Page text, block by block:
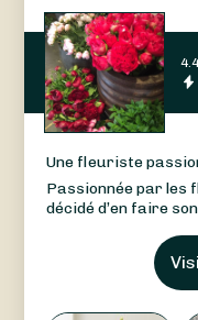
Une fleuriste
Passionnée par les
décidé d’en faire